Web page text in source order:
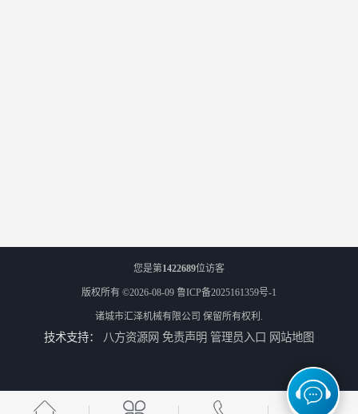
您是第1422689位访客
版权所有 ©2026-08-09 鲁ICP备2025161359号-1
诸城市汇泽机械有限公司 保留所有权利.
技术支持： 八方资源网 免责声明 管理员入口 网站地图